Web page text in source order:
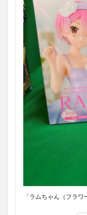
「ラムちゃん（フラ